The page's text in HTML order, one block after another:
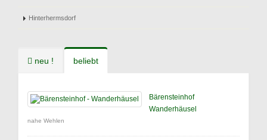
Hinterhermsdorf
neu ! beliebt
Bärensteinhof
Wanderhäusel
nahe Wehlen